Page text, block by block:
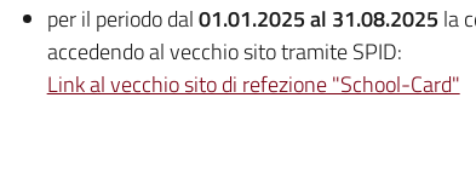
per il periodo dal01.01.2025 al 31.08.2025 la
accedendo al vecchio sito tramite SPID:
Link al vecchio sito di refezione "School-Card"